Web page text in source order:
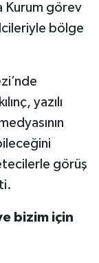
Kurum görev
bölge
yazılı
görüş
bizim için